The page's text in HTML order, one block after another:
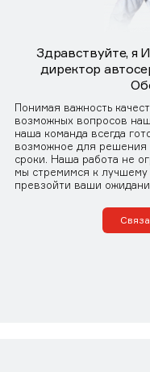
Здравствуйте, я
директор
Понимая важность
возможных вопросов
наша команда всегда
возможное для
сроки. Наша работа не
мы стремимся к лучшему
превзойти ваши